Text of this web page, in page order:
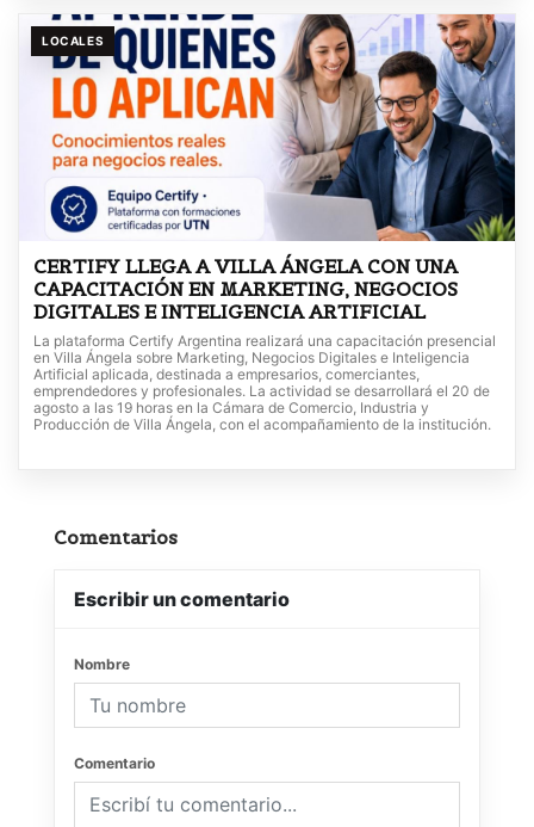
LOCALES
CERTIFY LLEGA A VILLA ÁNGELA CON UNA
CAPACITACIÓN EN MARKETING, NEGOCIOS
DIGITALES E INTELIGENCIA ARTIFICIAL
La plataforma Certify Argentina realizará una capacitación presencial
en Villa Ángela sobre Marketing, Negocios Digitales e Inteligencia
Artificial aplicada, destinada a empresarios, comerciantes,
emprendedores y profesionales. La actividad se desarrollará el 20 de
agosto a las 19 horas en la Cámara de Comercio, Industria y
Producción de Villa Ángela, con el acompañamiento de la institución.
Comentarios
Escribir un comentario
Nombre
Comentario